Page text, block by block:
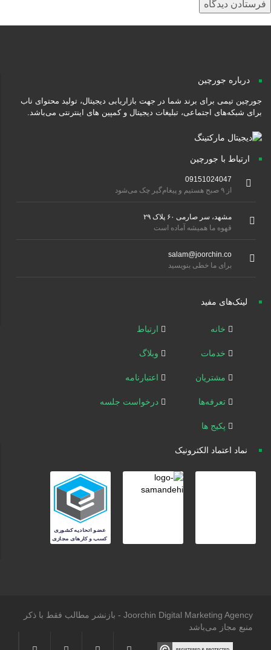
درباره جورچین
جورچین تیمی برای برند شما در جهت بازاریابی دیجیتال، تولید محتوای ناب
برای شبکه‌های اجتماعی، تبلیغات دیجیتال و کمپین های اینترنتی می‌باشد.
ارتباط با جورچین
09151024047
مشهد، سر صارمی ۶۰ پلاک ۲۹
قهوه ما همیشه آماده است
salam@joorchin.co
برای ما خطی بنویسید
لینک‌های مفید
خانه
خدمات
مشتریان
تعرفه‌ها
پکیج ها
ارتباط
وبلاگ
اعتبارنامه
درخواست جلسه
نماد اعتماد الکترونیک
Joorchin Digital Marketing Agency - بازنشر مطالب فقط با ذکر
منبع مجاز می‌باشد